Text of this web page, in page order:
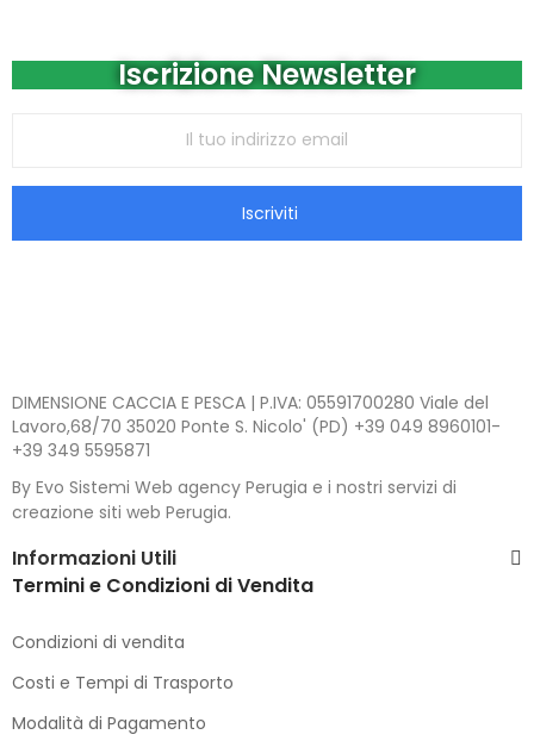
Iscrizione Newsletter
Iscriviti
DIMENSIONE CACCIA E PESCA | P.IVA: 05591700280 Viale del
Lavoro,68/70 35020 Ponte S. Nicolo' (PD) +39 049 8960101-
+39 349 5595871
By Evo Sistemi Web agency Perugia e i nostri servizi di
creazione siti web Perugia.
Informazioni Utili
Termini e Condizioni di Vendita
Condizioni di vendita
Costi e Tempi di Trasporto
Modalità di Pagamento